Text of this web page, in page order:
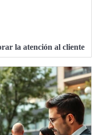
la atención al cliente